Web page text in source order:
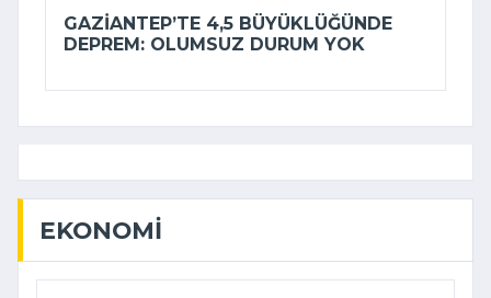
GAZIANTEP’TE 4,5 BÜYÜKLÜĞÜNDE
DEPREM: OLUMSUZ DURUM YOK
EKONOMI